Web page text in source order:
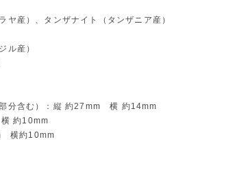
ヤ産）、タンザナイト（タンザニア産）
ル産）
部分含む）：縦 約27mm 横 約14mm
約10mm
横約10mm